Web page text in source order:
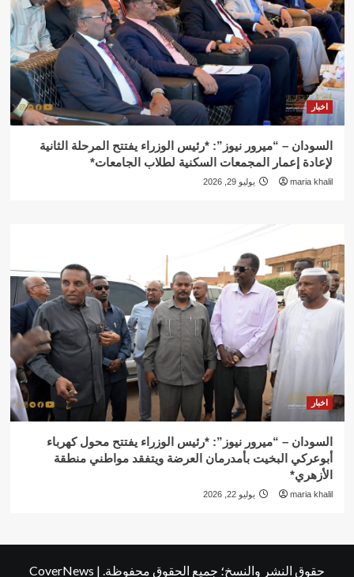
اخبار
السودان – “ميرور نيوز”: *رئيس الوزراء يفتتح المرحلة الثانية
لإعادة إعمار المجمعات السكنية لطلاب الجامعات*
maria khalil يوليو 29, 2026
اخبار
السودان – “ميرور نيوز”: *رئيس الوزراء يفتتح محول كهرباء
أبوعركي البخيت بأمدرمان العرضة ويتفقد مواطني منطقة
الأزهري*
maria khalil يوليو 22, 2026
حقوق النشر والنسخ؛ جميع الحقوق محفوظة. |
CoverNews